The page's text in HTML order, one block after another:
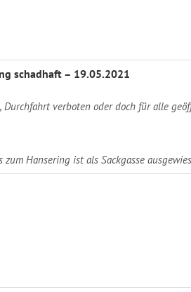
schadhaft – 19.05.2021
verboten oder doch für alle
Hansering ist als Sackgasse